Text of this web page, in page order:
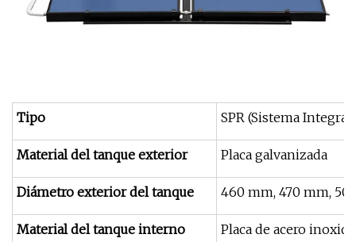
Tipo SPR (Sistema
Material del tanque exterior Placa galvanizada
Diámetro exterior del tanque 460 mm, 470 mm,
Material del tanque interno Placa de acero